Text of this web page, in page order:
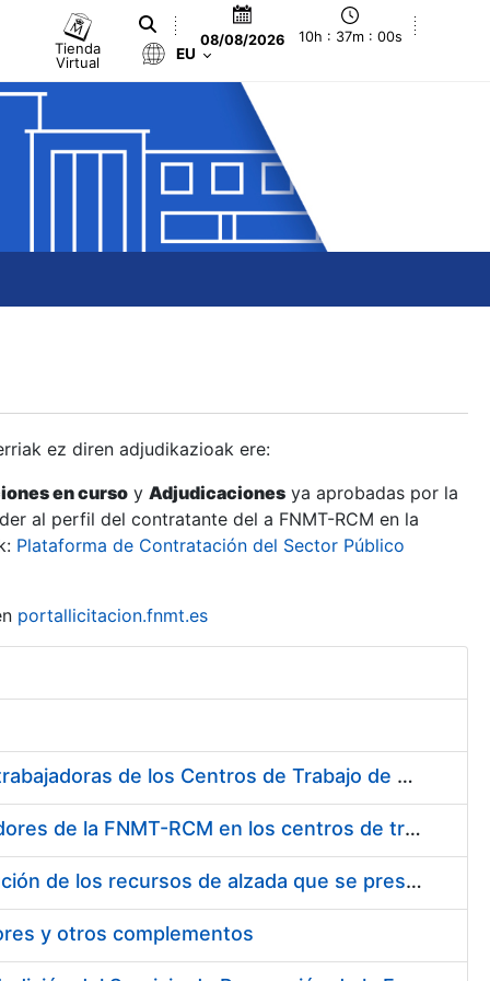
Tienda
Virtual
08/08/2026 10h : 37m : 01s
EU
ez diren adjudikazioak ere:
en curso y Adjudicaciones ya aprobadas por la
al perfil del contratante del a FNMT-RCM en la
Plataforma de Contratación del Sector Público
portallicitacion.fnmt.es
Suministro de Protectores Auditivos a medida para las personas trabajadoras de los Centros de Trabajo de Madrid y Burgos
Suministro de gafas graduadas antiproyecciones para los trabajadores de la FNMT-RCM en los centros de trabajo de Madrid y Burgos
Servicios de una empresa externa para el asesoramiento y resolución de los recursos de alzada que se presentan relacionados con procesos de selección para la FNMT-RCM
y otros complementos